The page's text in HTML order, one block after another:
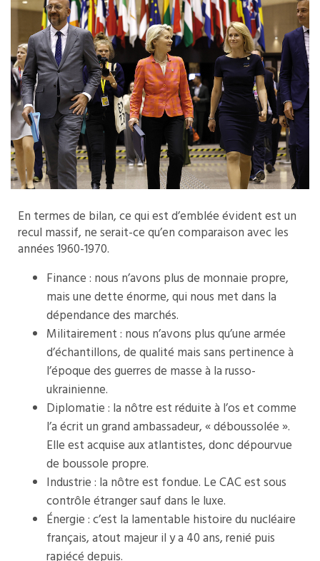
En termes de bilan, ce qui est d’emblée évident est un
recul massif, ne serait-ce qu’en comparaison avec les
années 1960-1970.
Finance : nous n’avons plus de monnaie propre,
mais une dette énorme, qui nous met dans la
dépendance des marchés.
Militairement : nous n’avons plus qu’une armée
d’échantillons, de qualité mais sans pertinence à
l’époque des guerres de masse à la russo-
ukrainienne.
Diplomatie : la nôtre est réduite à l’os et comme
l’a écrit un grand ambassadeur, « déboussolée ».
Elle est acquise aux atlantistes, donc dépourvue
de boussole propre.
Industrie : la nôtre est fondue. Le CAC est sous
contrôle étranger sauf dans le luxe.
Énergie : c’est la lamentable histoire du nucléaire
français, atout majeur il y a 40 ans, renié puis
rapiécé depuis.